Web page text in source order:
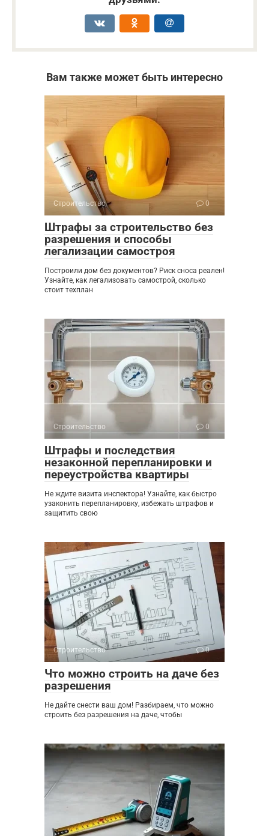
Вам также может быть интересно
Строительство 0
Штрафы за строительство без
разрешения и способы
легализации самостроя
Построили дом без документов? Риск сноса реален!
Узнайте, как легализовать самострой, сколько
стоит техплан
Строительство 0
Штрафы и последствия
незаконной перепланировки и
переустройства квартиры
Не ждите визита инспектора! Узнайте, как быстро
узаконить перепланировку, избежать штрафов и
защитить свою
Строительство 0
Что можно строить на даче без
разрешения
Не дайте снести ваш дом! Разбираем, что можно
строить без разрешения на даче, чтобы